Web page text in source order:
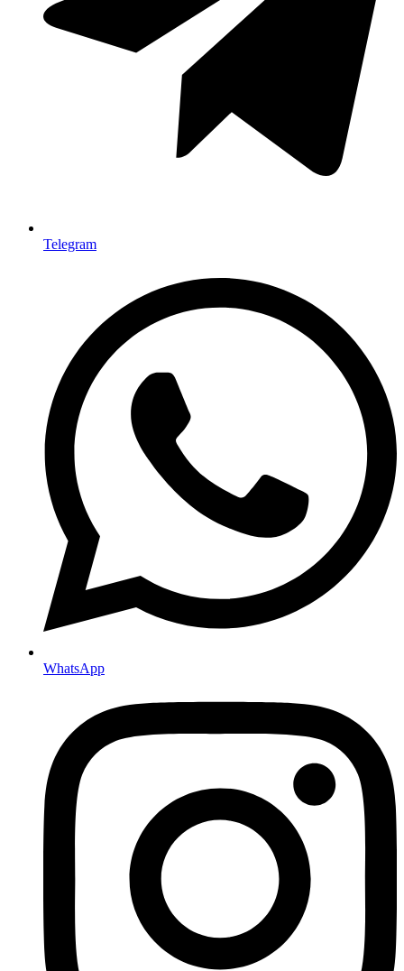
Telegram
WhatsApp